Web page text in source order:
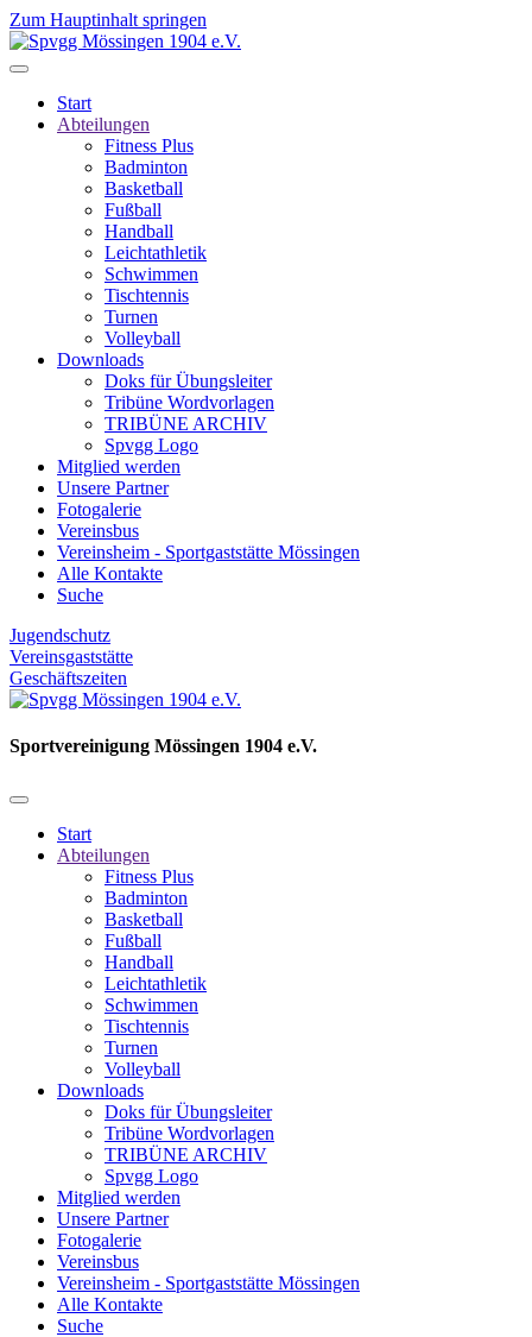
Zum Hauptinhalt springen
Start
Abteilungen
Fitness Plus
Badminton
Basketball
Fußball
Handball
Leichtathletik
Schwimmen
Tischtennis
Turnen
Volleyball
Downloads
Doks für Übungsleiter
Tribüne Wordvorlagen
TRIBÜNE ARCHIV
Spvgg Logo
Mitglied werden
Unsere Partner
Fotogalerie
Vereinsbus
Vereinsheim - Sportgaststätte Mössingen
Alle Kontakte
Suche
Jugendschutz
Vereinsgaststätte
Geschäftszeiten
Sportvereinigung Mössingen 1904 e.V.
Start
Abteilungen
Fitness Plus
Badminton
Basketball
Fußball
Handball
Leichtathletik
Schwimmen
Tischtennis
Turnen
Volleyball
Downloads
Doks für Übungsleiter
Tribüne Wordvorlagen
TRIBÜNE ARCHIV
Spvgg Logo
Mitglied werden
Unsere Partner
Fotogalerie
Vereinsbus
Vereinsheim - Sportgaststätte Mössingen
Alle Kontakte
Suche